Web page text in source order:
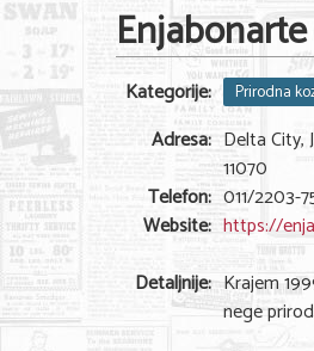
Enjabonarte
Kategorije: Prirodna
Adresa: Delta City,
11070
Telefon: 011/2203-
Website: https://
Detaljnije: Krajem
nege